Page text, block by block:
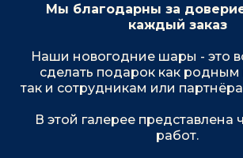
Мы благодарны за
каждый заказ
Наши новогодние шары - это
сделать подарок как родным
так и сотрудникам или
В этой галерее представлена
работ.